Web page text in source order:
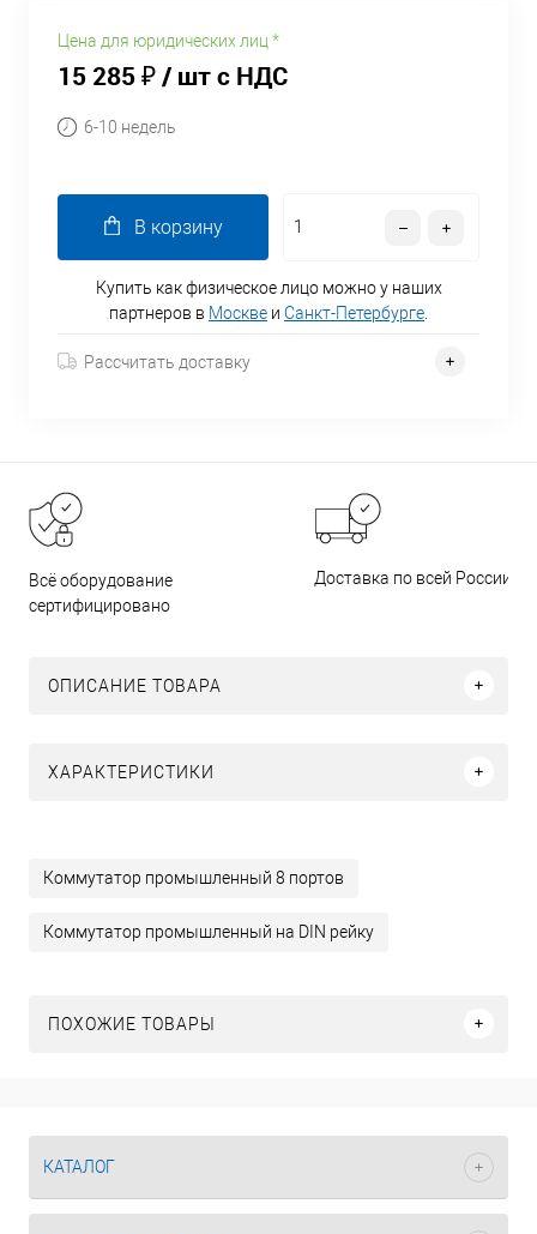
Цена для юридических лиц *
15 285 ₽/ шт с НДС
6-10 недель
В корзину
Купить как физическое лицо можно у наших
партнеров в Москве и Санкт-Петербурге
Рассчитать доставку
Всё оборудование
сертифицировано
Доставка по всей России
ОПИСАНИЕ ТОВАРА
ХАРАКТЕРИСТИКИ
Коммутатор промышленный 8 портов
Коммутатор промышленный на DIN рейку
ПОХОЖИЕ ТОВАРЫ
КАТАЛОГ